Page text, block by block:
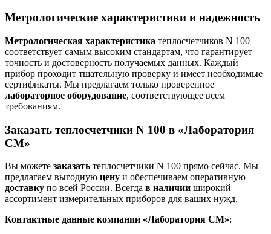
Метрологические характеристики и надежность
Метрологическая характеристика теплосчетчиков N 100
соответствует самым высоким стандартам, что гарантирует
точность и достоверность получаемых данных. Каждый
прибор проходит тщательную проверку и имеет необходимые
сертификаты. Мы предлагаем только проверенное
лабораторное оборудование, соответствующее всем
требованиям.
Заказать теплосчетчики N 100 в «Лаборатория
СМ»
Вы можете заказать теплосчетчики N 100 прямо сейчас. Мы
предлагаем выгодную цену и обеспечиваем оперативную
доставку по всей России. Всегда в наличии широкий
ассортимент измерительных приборов для ваших нужд.
Контактные данные компании «Лаборатория СМ»: